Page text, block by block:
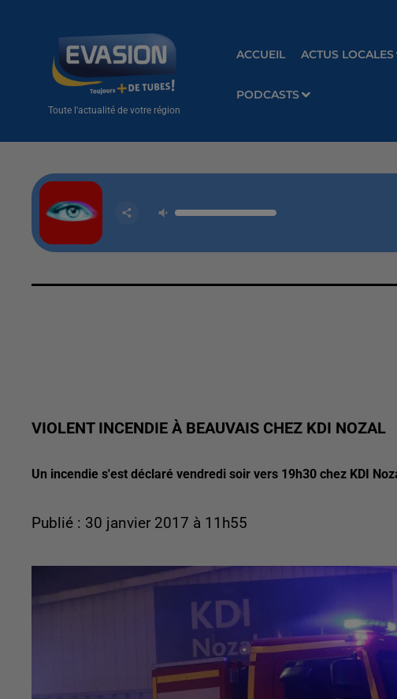
Toute l'actualité de votre région
ACCUEIL ACTUS LOCALES
PODCASTS
VIOLENT INCENDIE À BEAUVAIS CHEZ KDI NOZAL
Un incendie s'est déclaré vendredi soir vers 19h30 chez KDI
Publié : 30 janvier 2017 à 11h55